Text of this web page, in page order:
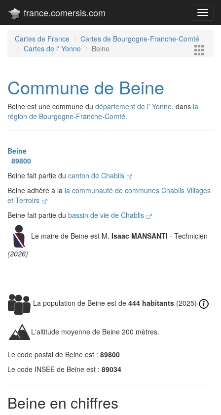
france.comersis.com
Cartes de France
Cartes de Bourgogne-Franche-Comté
Cartes de l' Yonne
Beine
Commune de Beine
Beine est une commune du département de l' Yonne, dans la
région de Bourgogne-Franche-Comté.
Beine
89800
Beine fait partie du canton de Chablis
Beine adhère à la la communauté de communes Chablis Villages
et Terroirs
Beine fait partie du bassin de vie de Chablis
Le maire de Beine est M. Isaac MANSANTI - Technicien
(2026)
La population de Beine est de 444 habitants (2025)
L'altitude moyenne de Beine 200 mètres.
Le code postal de Beine est : 89800
Le code INSEE de Beine est : 89034
Beine en chiffres